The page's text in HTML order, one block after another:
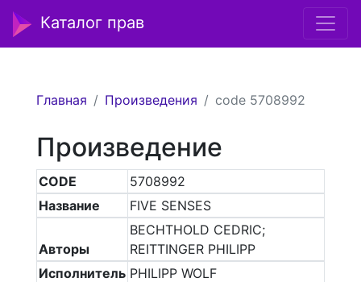
Каталог прав
Главная Произведения code 5708992
Произведение
CODE
5708992
Название
FIVE SENSES
Авторы
BECHTHOLD CEDRIC;
REITTINGER PHILIPP
Исполнитель PHILIPP WOLF